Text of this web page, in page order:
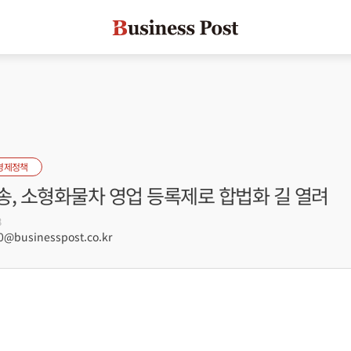
제정책
, 소형화물차 영업 등록제로 합법화 길 열려